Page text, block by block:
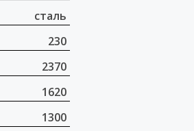
сталь
230
2370
1620
1300